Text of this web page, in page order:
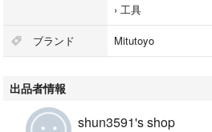
› 工具
ブランド Mitutoyo
出品者情報
shun3591's shop